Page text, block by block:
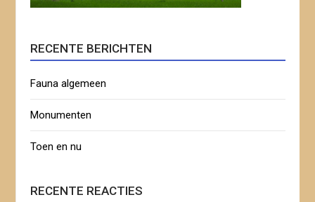
RECENTE BERICHTEN
Fauna algemeen
Monumenten
Toen en nu
RECENTE REACTIES